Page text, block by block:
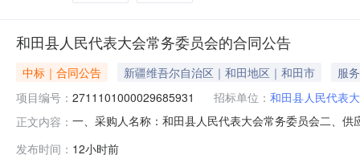
和田县人民代表大会常务委员会的合同公告
中标｜合同公告 新疆维吾尔自治区｜和田地区｜和田市
服
项目编号： 2711101000029685931 招标单位： 和田县人民代表
正文内容： 一、采购人名称：和田县人民代表大会常务委员会二、
求或标的基本概况：七、其它事项：详见附件中的合同
发布时间： 12小时前